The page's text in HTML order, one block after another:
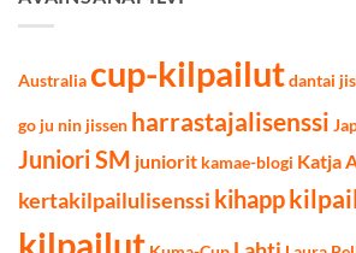
Australia cup-kilpailutdantai
go ju nin jissen harrastajalisenssi
Juniori SM juniorit kamae-blogi Katja
kertakilpailulisenssi kihapp
kilpailut